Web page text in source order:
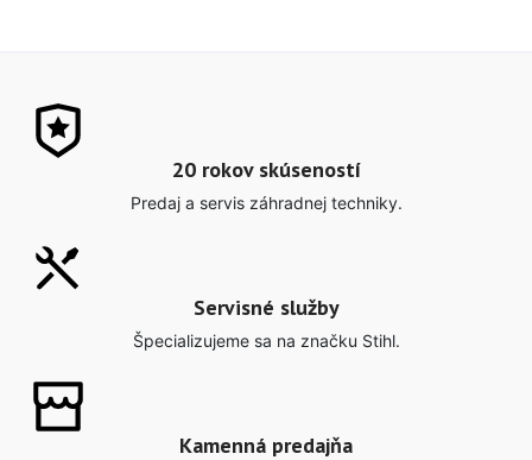
20 rokov skúseností
Predaj a servis záhradnej techniky.
Servisné služby
Špecializujeme sa na značku Stihl.
Kamenná predajňa